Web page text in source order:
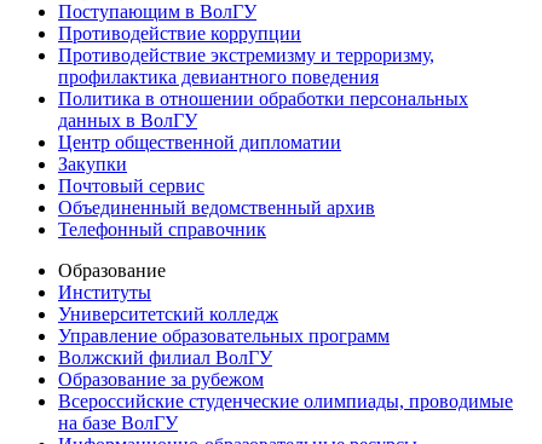
Поступающим в ВолГУ
Противодействие коррупции
Противодействие экстремизму и терроризму,
профилактика девиантного поведения
Политика в отношении обработки персональных
данных в ВолГУ
Центр общественной дипломатии
Закупки
Почтовый сервис
Объединенный ведомственный архив
Телефонный справочник
Образование
Институты
Университетский колледж
Управление образовательных программ
Волжский филиал ВолГУ
Образование за рубежом
Всероссийские студенческие олимпиады, проводимые
на базе ВолГУ